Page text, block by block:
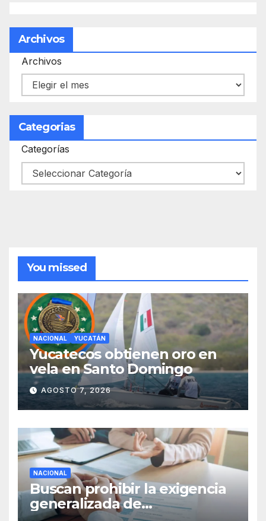
Archivos
Archivos
Categorias
Categorías
You missed
NACIONAL YUCATÁN
Yucatecos obtienen oro en
vela en Santo Domingo
AGOSTO 7, 2026
NACIONAL
Buscan prohibir la exigencia
generalizada de